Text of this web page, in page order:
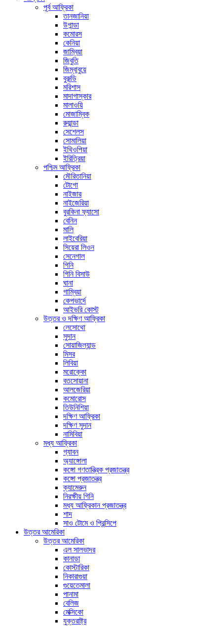
পূর্ব আফ্রিকা
তানজানিয়া
উগান্ডা
কমোরস
কেনিয়া
জাম্বিয়া
জিবুতি
জিম্বাবুয়ে
বুরুন্ডি
মরিশাস
মাদাগাস্কার
মালাওয়ি
মোজাম্বিক
রুয়ান্ডা
সেশেলস
সোমালিয়া
ইথিওপিয়া
ইরিত্রিয়া
পশ্চিম আফ্রিকা
মৌরিতানিয়া
টোগো
নাইজার
নাইজেরিয়া
বুরকিনা ফ্যাসো
বেনিন
মালি
লাইবেরিয়া
সিয়েরা লিওন
সেনেগাল
গিনি
গিনি বিসাউ
ঘানা
গাম্বিয়া
কেপভার্দে
আইভরি কোস্ট
উত্তর ও দক্ষিণ আফ্রিকা
লেসোথো
সুদান
সোয়াজিল্যান্ড
মিসর
লিবিয়া
মরোক্কো
বতসোয়ানা
আলজেরিয়া
কমোরোস
তিউনিশিয়া
দক্ষিণ আফ্রিকা
দক্ষিণ সুদান
নামিবিয়া
মধ্য আফ্রিকা
গ্যাবন
অ্যাঙ্গোলা
কঙ্গো গণতান্ত্রিক প্রজাতন্ত্র
কঙ্গো প্রজাতন্ত্র
ক্যামেরুন
নিরক্ষীয় গিনি
মধ্য আফ্রিকান প্রজাতন্ত্র
শাদ
সাও টোমে ও প্রিন্সিপে
উত্তর আমেরিকা
উত্তর আমেরিকা
এল সালভাদর
কানাডা
কোস্টারিকা
নিকারাগুয়া
গুয়েতেমালা
পানামা
বেলিজ
মেক্সিকো
যুক্তরাষ্ট্র